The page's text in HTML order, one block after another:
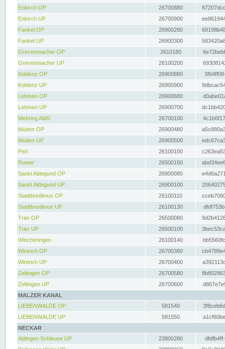
Enkirch OP
26700880
Enkirch UP
26700900
Fankel OP
26900280
Fankel UP
26900300
Grevenmacher OP
2610180
Grevenmacher UP
26100200
Koblenz OP
26900880
Koblenz UP
26900900
Lehmen OP
26900680
Lehmen UP
26900700
Mehring AMS
26700100
Müden OP
26900480
Müden UP
26900500
Perl
26100100
Ruwer
26500150
Sankt Aldegund OP
26900080
Sankt Aldegund UP
26900100
Stadtbredimus OP
26100110
Stadtbredimus UP
26100130
Trier OP
26500080
Trier UP
26500100
Wincheringen
26100140
Wintrich OP
26700380
Wintrich UP
26700400
Zeltingen OP
26700580
Zeltingen UP
26700600
MALZER KANAL
LIEBENWALDE OP
581540
LIEBENWALDE UP
581550
NECKAR
Aldingen Schleuse UP
23800280